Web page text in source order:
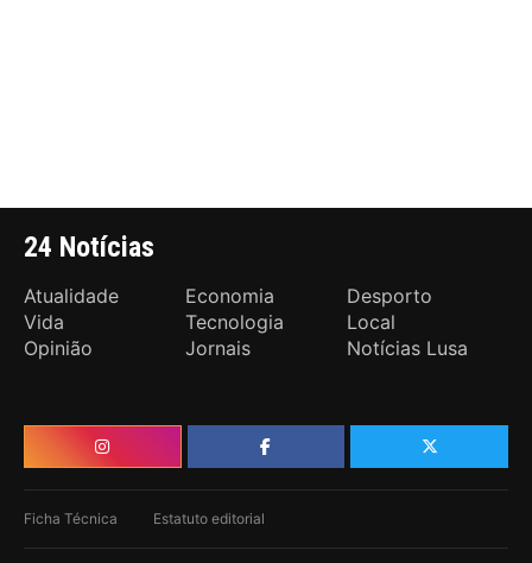
24 Notícias
Atualidade Economia
Desporto
Vida
Tecnologia
Local
Opinião
Jornais Notícias Lusa
Ficha Técnica Estatuto editorial